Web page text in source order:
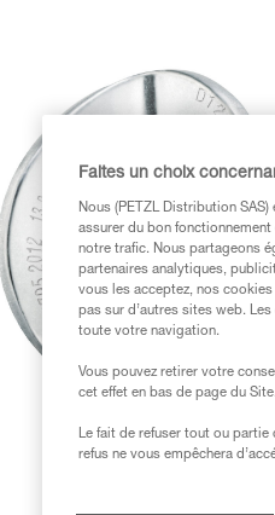
Faites un choix
Nous (PETZL Distribution
assurer du bon
notre trafic. Nous partageons
partenaires analytiques,
vous les acceptez, nos
pas sur d’autres sites web.
toute votre navigation.
Vous pouvez retirer votre
cet effet en bas de page du
Le fait de refuser tout ou
refus ne vous empêchera